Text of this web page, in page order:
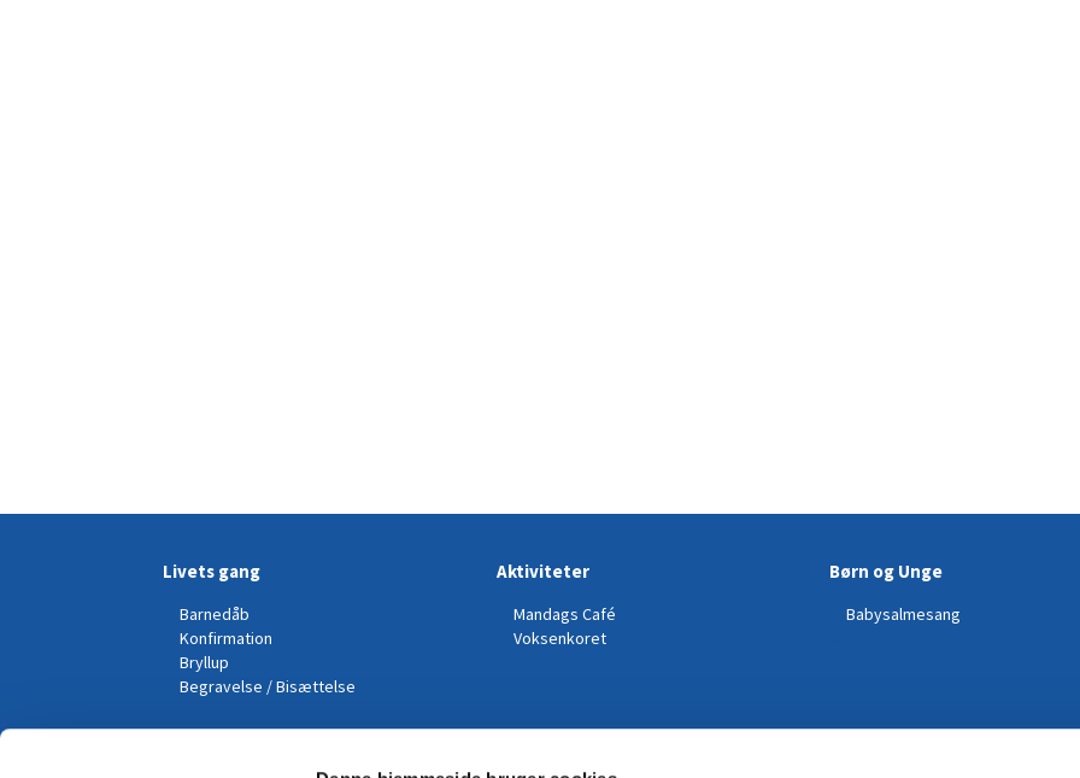
Livets gang
Barnedåb
Konfirmation
Bryllup
Begravelse / Bisættelse
Aktiviteter
Mandags Café
Voksenkoret
Børn og Unge
Babysalmesang